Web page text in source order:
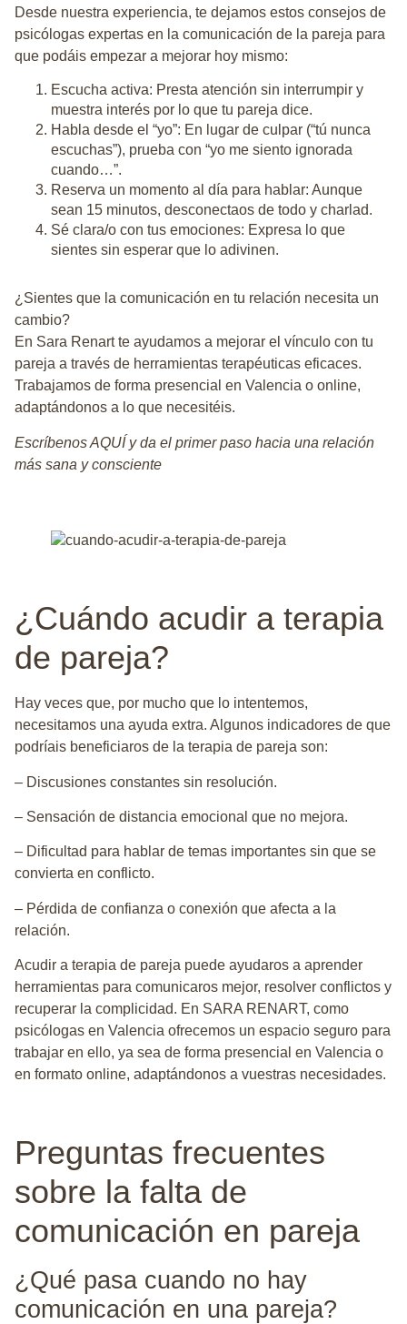
Desde nuestra experiencia, te dejamos estos consejos de
psicólogas expertas en la comunicación de la pareja para
que podáis empezar a mejorar hoy mismo:
Escucha activa: Presta atención sin interrumpir y
muestra interés por lo que tu pareja dice.
Habla desde el “yo”: En lugar de culpar (“tú nunca
escuchas”), prueba con “yo me siento ignorada
cuando…”.
Reserva un momento al día para hablar: Aunque
sean 15 minutos, desconectaos de todo y charlad.
Sé clara/o con tus emociones: Expresa lo que
sientes sin esperar que lo adivinen.
¿Sientes que la comunicación en tu relación necesita un
cambio?
En Sara Renartte ayudamos a mejorar el vínculo con tu
pareja a través de herramientas terapéuticas eficaces.
Trabajamos de forma presencial en Valencia o online,
adaptándonos a lo que necesitéis.
Escríbenos AQUÍy da el primer paso hacia una relación
más sana y consciente
¿Cuándo acudir a terapia
de pareja?
Hay veces que, por mucho que lo intentemos,
necesitamos una ayuda extra. Algunos indicadores de que
podríais beneficiaros de la terapia de pareja son:
– Discusiones constantes sin resolución.
– Sensación de distancia emocional que no mejora.
– Dificultad para hablar de temas importantes sin que se
convierta en conflicto.
– Pérdida de confianza o conexión que afecta a la
relación.
Acudir a terapia de pareja puede ayudaros a aprender
herramientas para comunicaros mejor, resolver conflictos y
recuperar la complicidad. En SARA RENART, como
psicólogas en Valencia ofrecemos un espacio seguro para
trabajar en ello, ya sea de forma presencial en Valencia o
en formato online, adaptándonos a vuestras necesidades.
Preguntas frecuentes
sobre la falta de
comunicación en pareja
¿Qué pasa cuando no hay
comunicación en una pareja?